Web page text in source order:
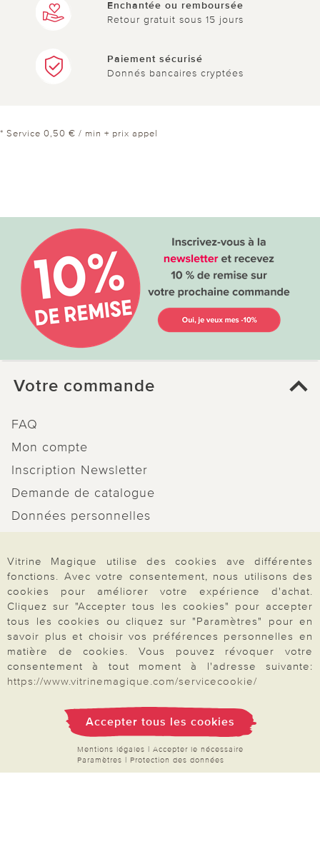
Enchantée ou remboursée
Retour gratuit sous 15 jours
Paiement sécurisé
Donnés bancaires cryptées
* Service 0,50 € / min + prix appel
Votre commande
FAQ
Mon compte
Inscription Newsletter
Demande de catalogue
Données personnelles
Rétractation
Paiement & Livraison
Besoin d'aide?
Vitrine Magique utilise des cookies ave différentes
fonctions. Avec votre consentement, nous utilisons des
cookies pour améliorer votre expérience d'achat.
Cliquez sur "Accepter tous les cookies" pour accepter
tous les cookies ou cliquez sur "Paramètres" pour en
savoir plus et choisir vos préférences personnelles en
matière de cookies. Vous pouvez révoquer votre
consentement à tout moment à l'adresse suivante:
https://www.vitrinemagique.com/servicecookie/
Accepter tous les cookies
Mentions légales | Accepter le nécessaire
Paramètres | Protection des données